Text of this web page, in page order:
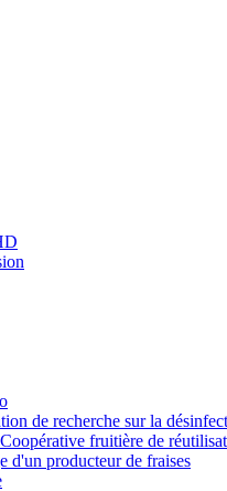
de recherche sur la
fruitière de
d'un producteur de fraises